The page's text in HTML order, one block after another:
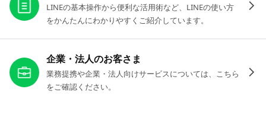
LINEの基本操作から便利な活用術など、LINEの使い方
をかんたんにわかりやすくご紹介しています。
企業・法人のお客さま
業務提携や企業・法人向けサービスについては、こちら
をご確認ください。